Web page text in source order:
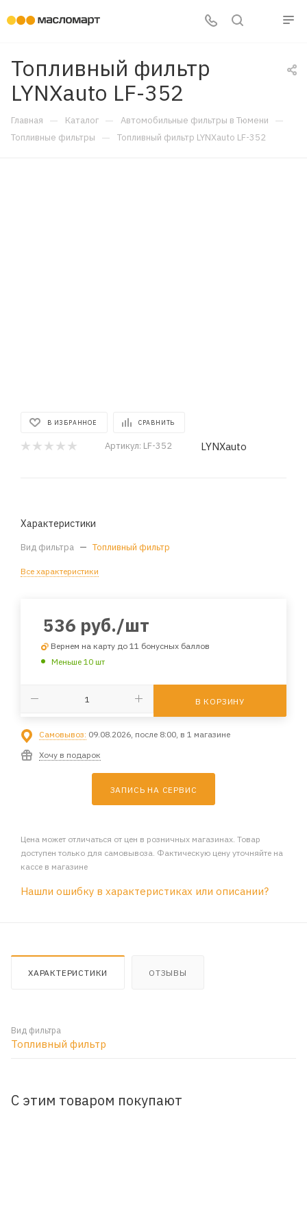
Топливный фильтр
LYNXauto LF-352
Главная — Каталог — Автомобильные фильтры в Тюмени —
Топливные фильтры — Топливный фильтр LYNXauto LF-352
В ИЗБРАННОЕ СРАВНИТЬ
Артикул: LF-352 LYNXauto
Характеристики
Вид фильтра — Топливный фильтр
Все характеристики
536 руб./шт
Вернем на карту до 11 бонусных баллов
Меньше 10 шт
В КОРЗИНУ
Самовывоз: 09.08.2026, после 8:00, в 1 магазине
Хочу в подарок
ЗАПИСЬ НА СЕРВИС
Цена может отличаться от цен в розничных магазинах. Товар
доступен только для самовывоза. Фактическую цену уточняйте на
кассе в магазине
Нашли ошибку в характеристиках или описании?
ХАРАКТЕРИСТИКИ ОТЗЫВЫ
Вид фильтра
Топливный фильтр
С этим товаром покупают